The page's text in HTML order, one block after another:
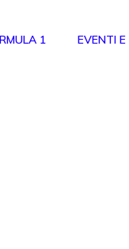
1 EVENTI E